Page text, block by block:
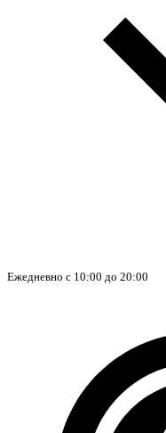
Ежедневно с 10:00 до 20:00